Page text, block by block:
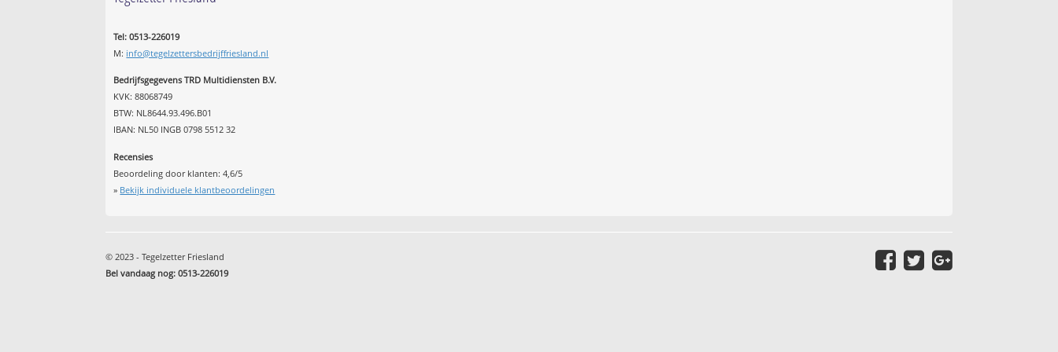
Tel: 0513-226019
M: info@tegelzettersbedrijffriesland.nl
Bedrijfsgegevens TRD Multidiensten B.V.
KVK: 88068749
BTW: NL8644.93.496.B01
IBAN: NL50 INGB 0798 5512 32
Recensies
Beoordeling door klanten:4,6/5
» Bekijk individuele klantbeoordelingen
© 2023 - Tegelzetter Friesland
Bel vandaag nog: 0513-226019